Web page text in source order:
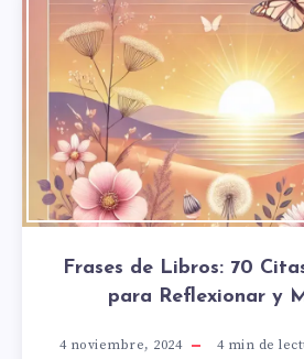
Frases de Libros: 70
para Reflexionar y
4 noviembre, 2024 4min de